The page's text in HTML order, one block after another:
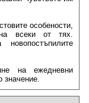
особености,
на всеки от тях.
на ежедневни
значение.